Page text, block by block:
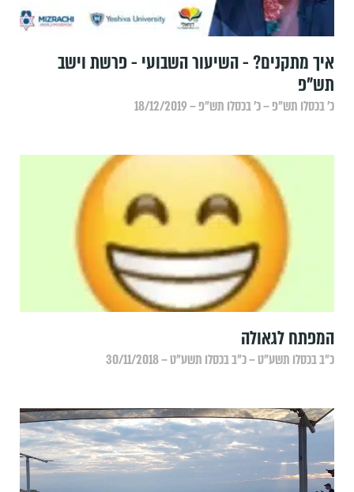
איך מתקנים? - השיעור השבועי - פרשת וישב
תש"פ
כ׳ בכסלו תש״פ – כ׳ בכסלו תש״פ – 18/12/2019
המפתח לגאולה
כ״ב בכסלו תשע״ט – כ״ב בכסלו תשע״ט – 30/11/2018